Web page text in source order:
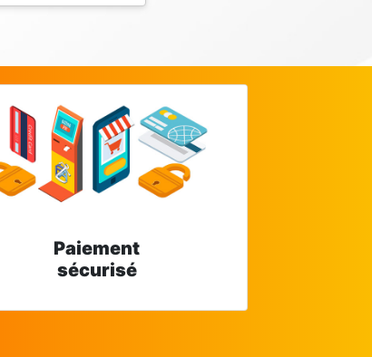
Paiement
sécurisé